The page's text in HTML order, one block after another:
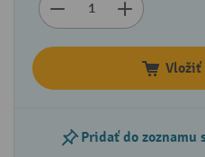
Vložiť
Pridať do zoznamu